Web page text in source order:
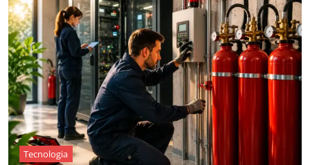
Tecnologia